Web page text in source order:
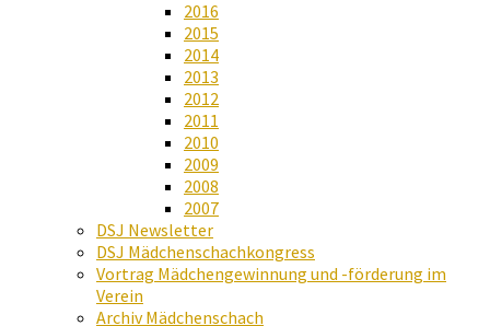
2016
2015
2014
2013
2012
2011
2010
2009
2008
2007
DSJ Newsletter
DSJ Mädchenschachkongress
Vortrag Mädchengewinnung und -förderung im
Verein
Archiv Mädchenschach